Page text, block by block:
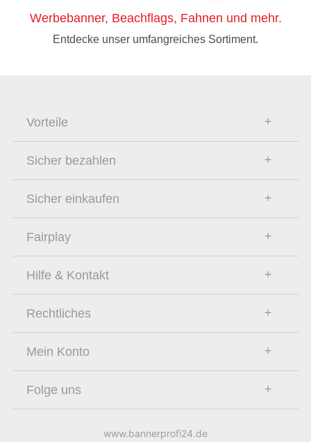
Werbebanner, Beachflags, Fahnen und mehr.
Entdecke unser umfangreiches Sortiment.
Vorteile
Sicher bezahlen
Sicher einkaufen
Fairplay
Hilfe & Kontakt
Rechtliches
Mein Konto
Folge uns
www.bannerprofi24.de